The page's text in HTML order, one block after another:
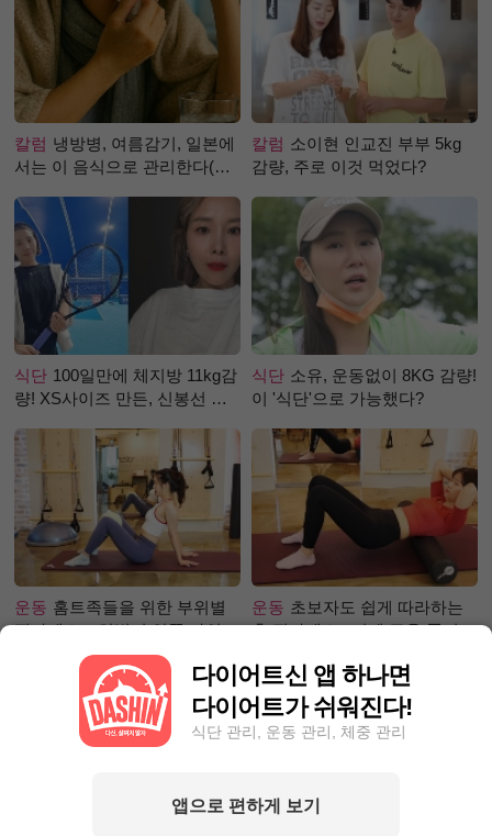
칼럼 냉방병, 여름감기, 일본에
서는 이 음식으로 관리한다(생
칼럼 소이현 인교진 부부 5kg
감량, 주로 이것 먹었다?
식단 100일만에 체지방 11kg감
량! XS사이즈 만든, 신봉선 식
식단 소유, 운동없이 8KG 감량!
이 '식단'으로 가능했다?
운동 홈트족들을 위한 부위별
필라테스 – 허벅지 안쪽 라인
운동 초보자도 쉽게 따라하는
홈 필라테스 –어깨 근육 풀어주
다이어트신 앱 하나면
다이어트가 쉬워진다!
식단 관리, 운동 관리, 체중 관리
앱으로 편하게 보기